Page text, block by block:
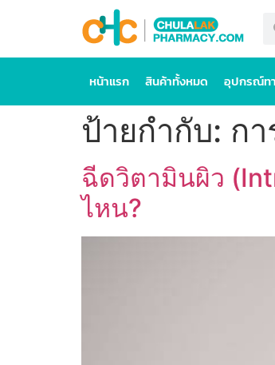
หน้าแรก สินค้าทั้งหมด อุปกรณ์ท
ป้ายกำกับ: ก
ฉีดวิตามินผิว
ไหน?